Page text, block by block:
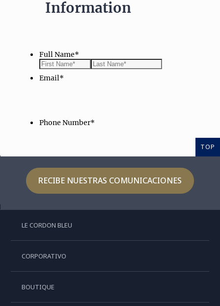
TOP
RECIBE NUESTRAS COMUNICACIONES
LE CORDON BLEU
CORPORATIVO
BOUTIQUE